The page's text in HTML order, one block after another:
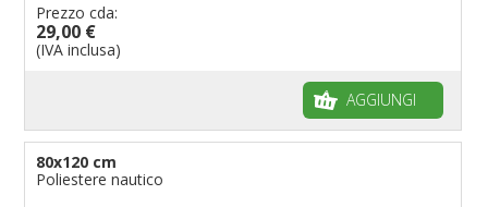
Prezzo cda:
29,00 €
(IVA inclusa)
AGGIUNGI
80x120 cm
Poliestere nautico